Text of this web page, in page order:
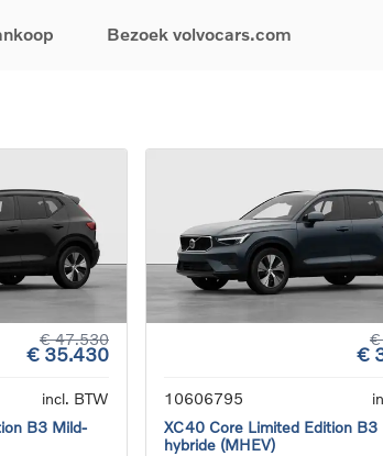
Plug-inhybride auto's
Mild hybrid auto's
Break
Sedan
Bezoek volvocars.com
sales
Verzekeringen
Onderhoud &
Overname van uw
Volvo Support
Garantie
24/7
€ 47.530
€ 35.430
incl. BTW
B3 Mild-
€
€
10606795
XC40 Core Limited Edition B3
hybride (MHEV)